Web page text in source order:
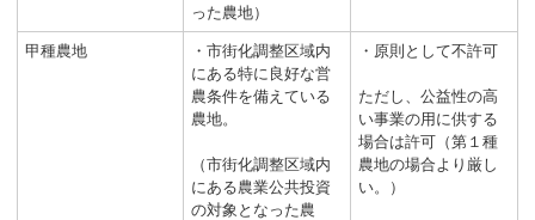
った農地）
甲種農地
・市街化調整区域内
にある特に良好な営
農条件を備えている
農地。
（市街化調整区域内
にある農業公共投資
の対象となった農
・原則として不許可
ただし、公益性の高
い事業の用に供する
場合は許可（第１種
農地の場合より厳し
い。）